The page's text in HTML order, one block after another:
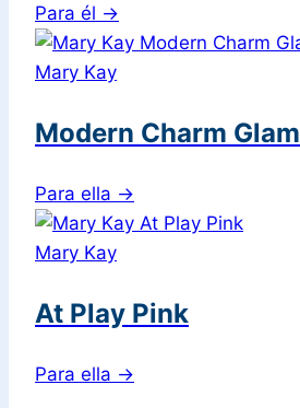
Para él →
Mary Kay
Modern Charm Glam
Para ella →
Mary Kay
At Play Pink
Para ella →